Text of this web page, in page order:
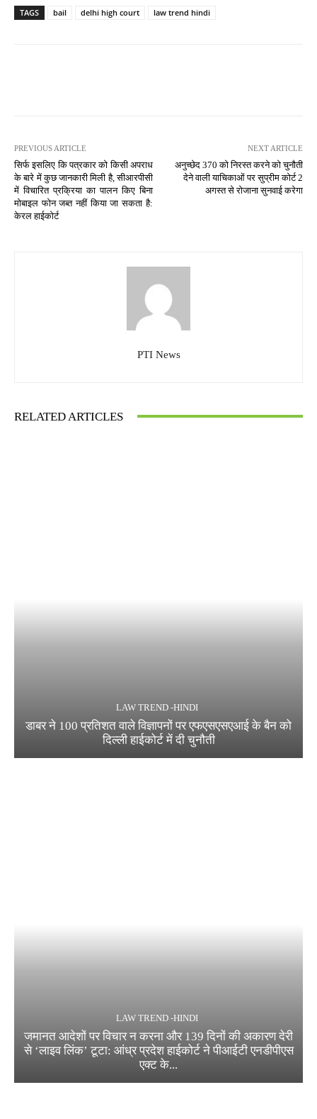
TAGS bail delhi high court law trend hindi
PREVIOUS ARTICLE
सिर्फ इसलिए कि पत्रकार को किसी अपराध
के बारे में कुछ जानकारी मिली है, सीआरपीसी
में विचारित प्रक्रिया का पालन किए बिना
मोबाइल फोन जब्त नहीं किया जा सकता है:
केरल हाईकोर्ट
NEXT ARTICLE
अनुच्छेद 370 को निरस्त करने को चुनौती
देने वाली याचिकाओं पर सुप्रीम कोर्ट 2
अगस्त से रोजाना सुनवाई करेगा
PTI News
RELATED ARTICLES
LAW TREND -HINDI
डाबर ने 100 प्रतिशत वाले विज्ञापनों पर एफएसएसएआई के बैन को
दिल्ली हाईकोर्ट में दी चुनौती
LAW TREND -HINDI
जमानत आदेशों पर विचार न करना और 139 दिनों की अकारण देरी
से ‘लाइव लिंक’ टूटा: आंध्र प्रदेश हाईकोर्ट ने पीआईटी एनडीपीएस
एक्ट के...